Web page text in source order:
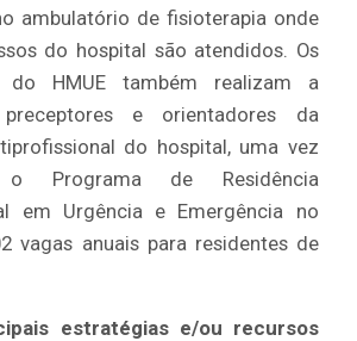
ambulatório de fisioterapia onde
do hospital são atendidos. Os
do HMUE também realizam a
e orientadores da
do hospital, uma vez
Programa de Residência
em Urgência e Emergência no
vagas anuais para residentes de
estratégias e/ou recursos